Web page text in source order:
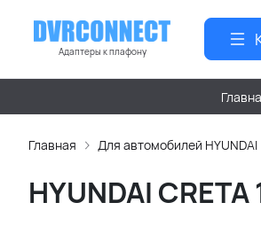
Адаптеры к плафону
Главная Для автомобилей HYUNDAI
HYUNDAI